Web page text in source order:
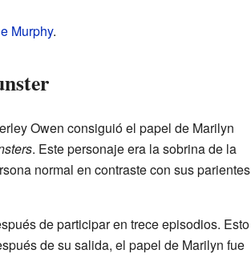
Murphy.
Owen consiguió el papel de Marilyn
. Este personaje era la sobrina de la
normal en contraste con sus parientes
de participar en trece episodios. Esto
de su salida, el papel de Marilyn fue